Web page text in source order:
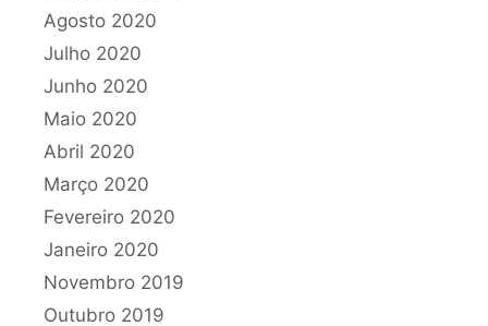
Agosto 2020
Julho 2020
Junho 2020
Maio 2020
Abril 2020
Março 2020
Fevereiro 2020
Janeiro 2020
Novembro 2019
Outubro 2019